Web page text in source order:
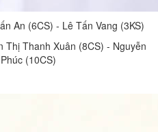
An (6CS) - Lê Tấn Vang (3KS)
Thanh Xuân (8CS) - Nguyễn
(10CS)